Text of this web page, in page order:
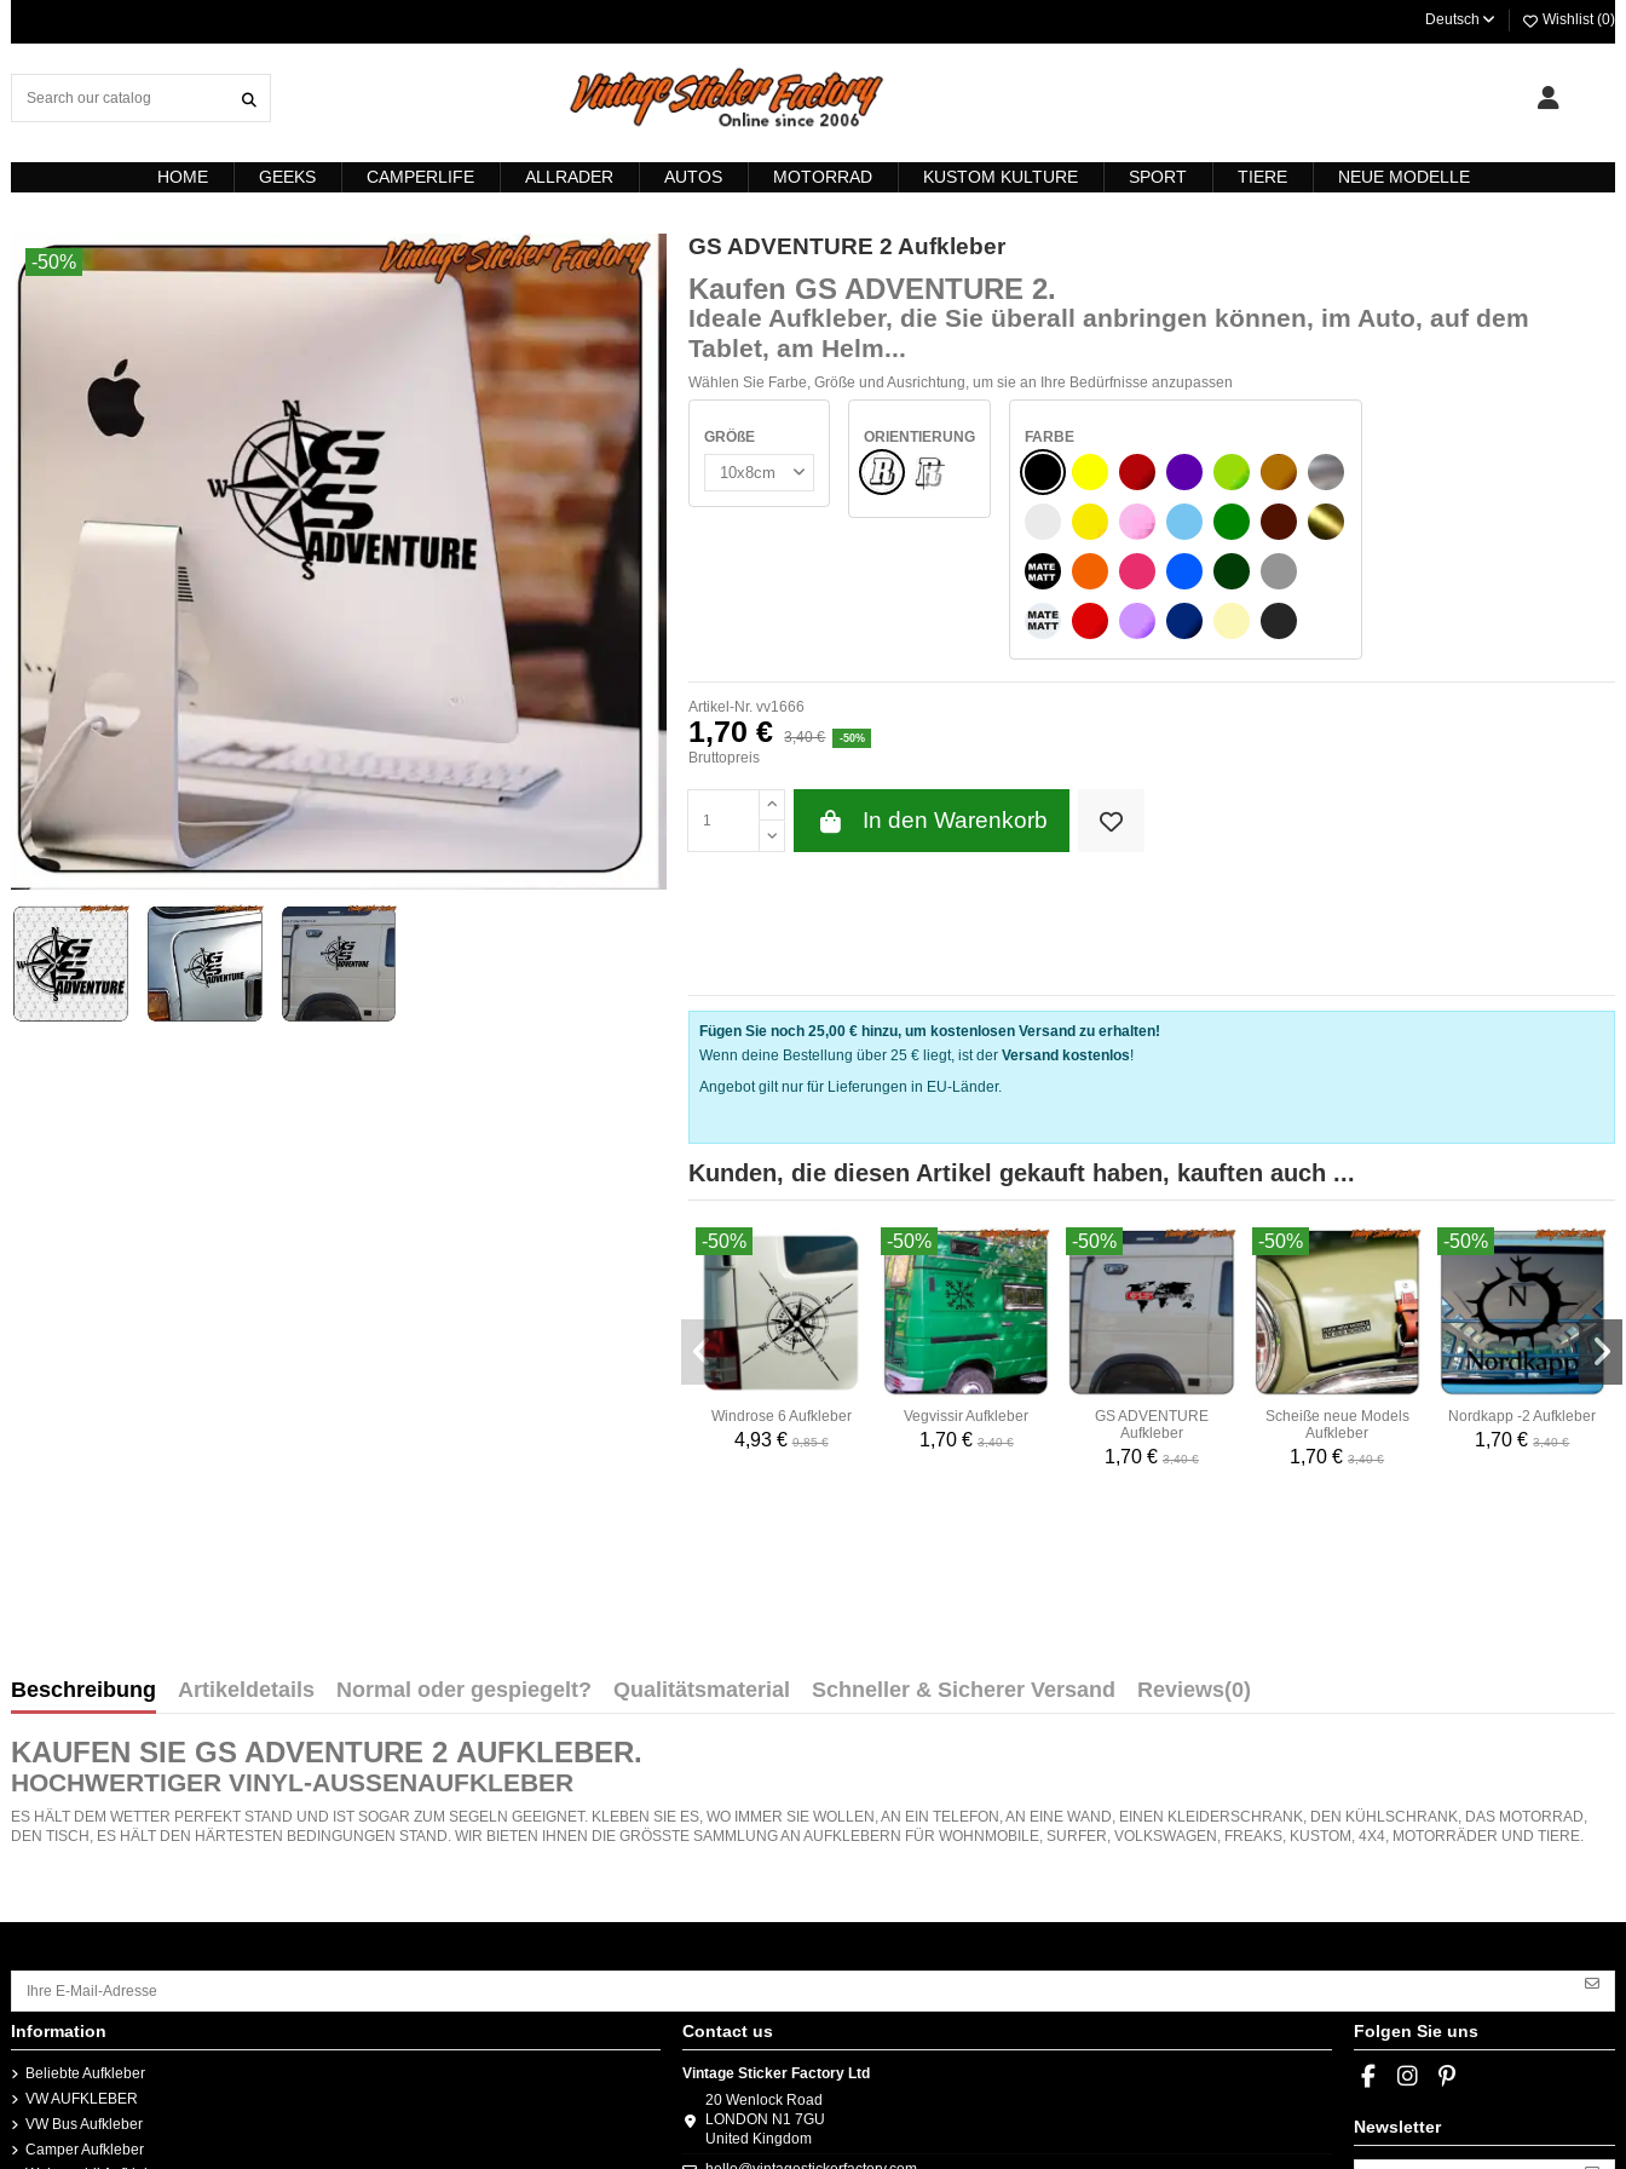
Deutsch Wishlist (0)
HOME GEEKS CAMPERLIFE ALLRADER AUTOS MOTORRAD KUSTOM KULTURE SPORT TIERE NEUE MODELLE
-50%
GS ADVENTURE 2 Aufkleber
Kaufen GS ADVENTURE 2.
Ideale Aufkleber, die Sie überall anbringen können, im Auto, auf dem
Tablet, am Helm...
Wählen Sie Farbe, Größe und Ausrichtung, um sie an Ihre Bedürfnisse anzupassen
GRÖßE
ORIENTIERUNG
NormaleINNEN GLAS
FARBE
SCHWARZ
WEIß
MATTSCHWARZ
MATTWEIß
GELB
GELBES SIGNAL
ORANGE
ROT
BURGUND
ROSE
FUCHSIA
LILA
VIOLETT
HELLBLAU
BLAU
DUNKELBLAU
HELLGRÜN
GRÜN
DUNKELGRÜN
BEIGE
HASELNUSS
DUNKELBRAUN
HELLGRAU
DUNKELGRAU
SILBER
GOLD
Artikel-Nr. vv1666
1,70 € 3,40 € -50%
Bruttopreis
In den Warenkorb
Fügen Sie noch 25,00 € hinzu, um kostenlosen Versand zu erhalten!
Wenn deine Bestellung über 25 € liegt, ist der Versand kostenlos!
Angebot gilt nur für Lieferungen in EU-Länder.
Kunden, die diesen Artikel gekauft haben, kauften auch ...
-50%
Windrose 6 Aufkleber
4,93 €9,85 €
-50%
Vegvissir Aufkleber
1,70 €3,40 €
-50%
GS ADVENTURE
Aufkleber
1,70 € 3,40 €
-50%
Scheiße neue Models
Aufkleber
1,70 €3,40 €
-50%
Nordkapp -2 Aufkleber
1,70 €3,40 €
Beschreibung Artikeldetails Normal oder gespiegelt? Qualitätsmaterial Schneller & Sicherer Versand Reviews(0)
KAUFEN SIE GS ADVENTURE 2 AUFKLEBER.
HOCHWERTIGER VINYL-AUSSENAUFKLEBER
ES HÄLT DEM WETTER PERFEKT STAND UND IST SOGAR ZUM SEGELN GEEIGNET. KLEBEN SIE ES, WO IMMER SIE WOLLEN, AN EIN TELEFON, AN EINE WAND, EINEN KLEIDERSCHRANK, DEN KÜHLSCHRANK, DAS MOTORRAD,
DEN TISCH, ES HÄLT DEN HÄRTESTEN BEDINGUNGEN STAND. WIR BIETEN IHNEN DIE GRÖSSTE SAMMLUNG AN AUFKLEBERN FÜR WOHNMOBILE, SURFER, VOLKSWAGEN, FREAKS, KUSTOM, 4X4, MOTORRÄDER UND TIERE.
Information
Beliebte Aufkleber
VW AUFKLEBER
VW Bus Aufkleber
Camper Aufkleber
Contact us
Vintage Sticker Factory Ltd
20 Wenlock Road
LONDON N1 7GU
United Kingdom
Folgen Sie uns
Newsletter